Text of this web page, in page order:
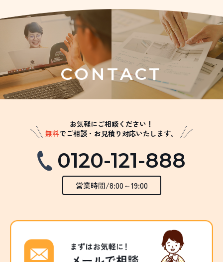
CONTACT
お気軽にご相談ください！
無料でご相談・お見積り対応いたします。
0120-121-888
営業時間/8:00～19:00